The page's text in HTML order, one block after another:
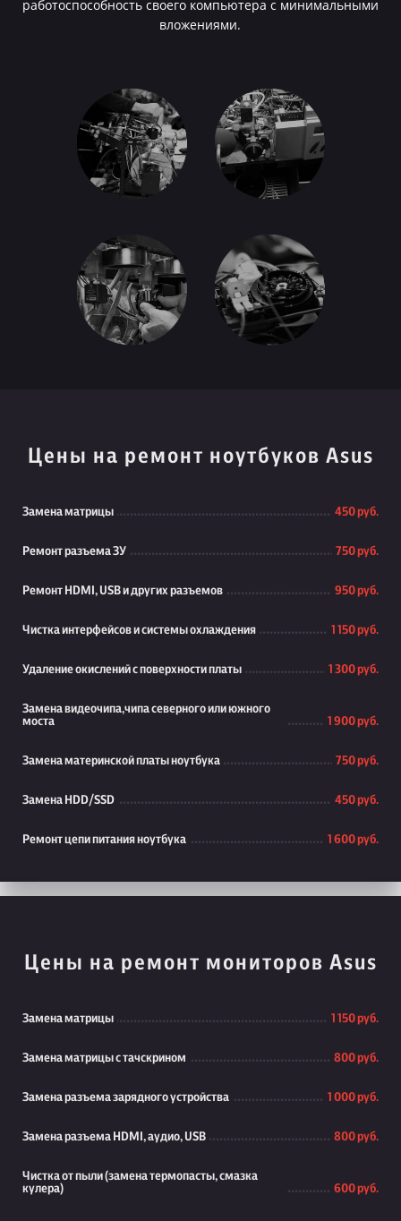
работоспособность своего компьютера с минимальными
вложениями.
Цены на ремонт ноутбуков Asus
Замена матрицы 450 руб.
Ремонт разъема ЗУ 750 руб.
Ремонт HDMI, USB и других разъемов 950 руб.
Чистка интерфейсов и системы охлаждения 1 150 руб.
Удаление окислений с поверхности платы 1 300 руб.
Замена видеочипа,чипа северного или южного
моста
1 900 руб.
Замена материнской платы ноутбука 750 руб.
Замена HDD/SSD 450 руб.
Ремонт цепи питания ноутбука 1 600 руб.
Цены на ремонт мониторов Asus
Замена матрицы 1 150 руб.
Замена матрицы с тачскрином 800 руб.
Замена разъема зарядного устройства 1 000 руб.
Замена разъема HDMI, аудио, USB 800 руб.
Чистка от пыли (замена термопасты, смазка
кулера)
600 руб.